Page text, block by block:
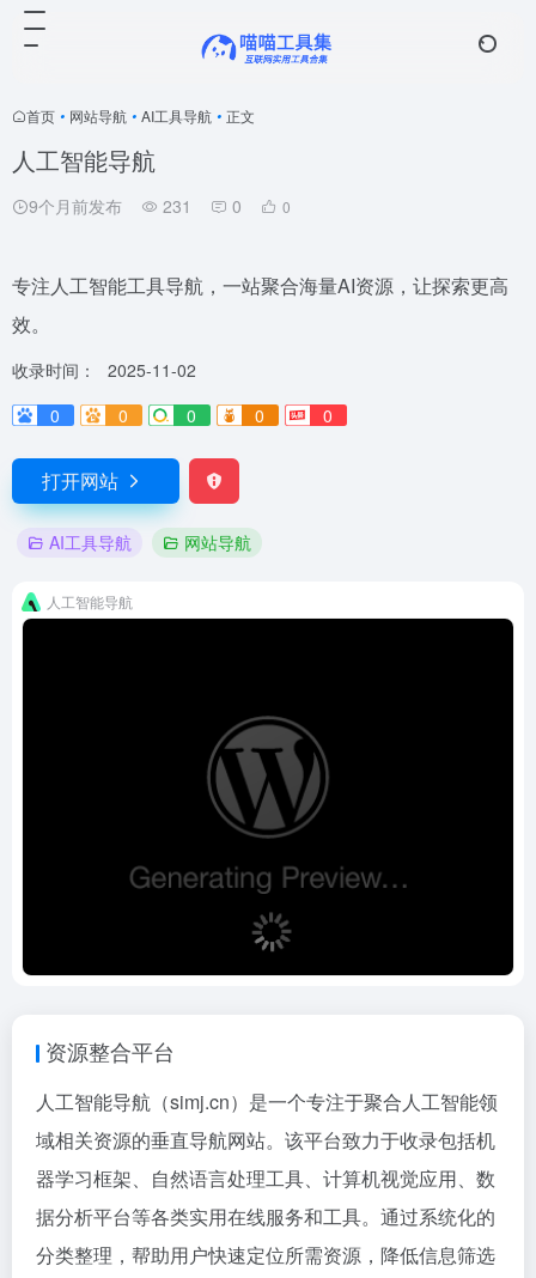
首页 • 网站导航 • AI工具导航 • 正文
人工智能导航
9个月前发布 231 0 0
专注人工智能工具导航，一站聚合海量AI资源，让探索更高
效。
收录时间：
2025-11-02
0
0 0 0 0
打开网站
AI工具导航 网站导航
人工智能导航
资源整合平台
人工智能导航（simj.cn）是一个专注于聚合人工智能领
域相关资源的垂直导航网站。该平台致力于收录包括机
器学习框架、自然语言处理工具、计算机视觉应用、数
据分析平台等各类实用在线服务和工具。通过系统化的
分类整理，帮助用户快速定位所需资源，降低信息筛选